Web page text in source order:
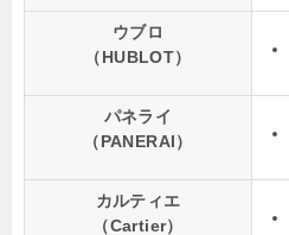
ウブロ
（HUBLOT）
パネライ
（PANERAI）
カルティエ
（Cartier）